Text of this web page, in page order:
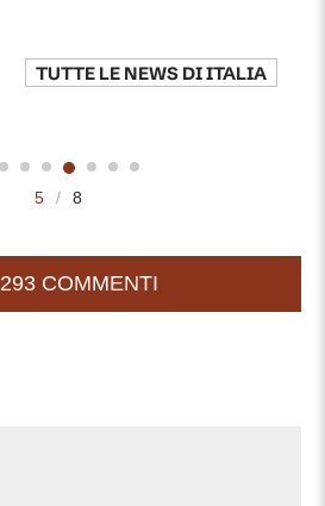
TUTTE LE NEWS DIITALIA
5 / 8
293 COMMENTI